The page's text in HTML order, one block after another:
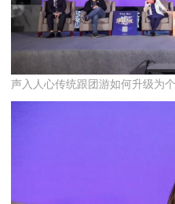
声入人心传统跟团游如何升级为